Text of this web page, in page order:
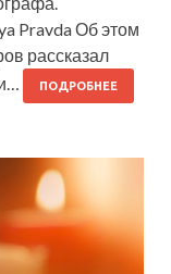
Pravda Об этом
рассказал
ПОДРОБНЕЕ